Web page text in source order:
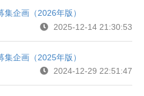
集企画（2026年版）
2025-12-14 21:30:53
集企画（2025年版）
2024-12-29 22:51:47